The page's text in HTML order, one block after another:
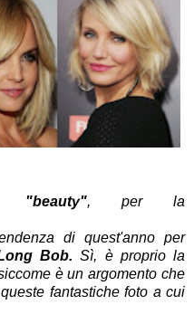
"beauty", per la
di quest'anno per
Bob.Sì, è proprio la
iccome è un argomento che
fantastiche foto a cui